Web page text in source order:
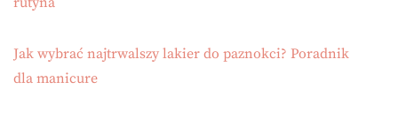
Jak wybrać najtrwalszy lakier do paznokci? Poradnik
dla manicure